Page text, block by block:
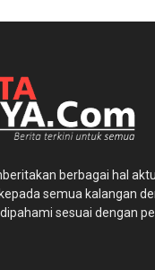
berbagai hal
semua kalangan
sesuai dengan